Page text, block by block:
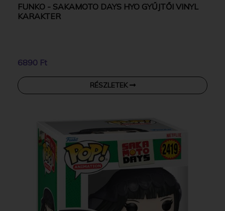
FUNKO - SAKAMOTO DAYS HYO GYŰJTŐI VINYL
KARAKTER
6890 Ft
RÉSZLETEK